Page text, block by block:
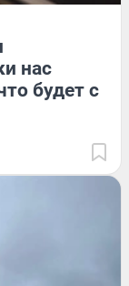
нас
будет с